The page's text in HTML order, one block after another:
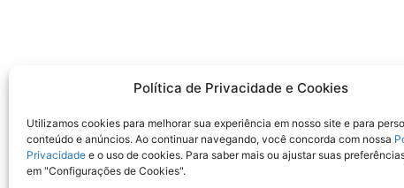
Política de Privacidade e Cookies
Utilizamos cookies para melhorar sua experiência em nosso site e para
conteúdo e anúncios. Ao continuar navegando, você concorda com nossa
Privacidade e o uso de cookies. Para saber mais ou ajustar suas
em "Configurações de Cookies".